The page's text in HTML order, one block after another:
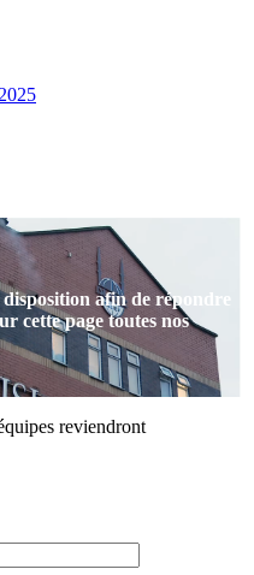
afin de répondre
cette page toutes nos
reviendront